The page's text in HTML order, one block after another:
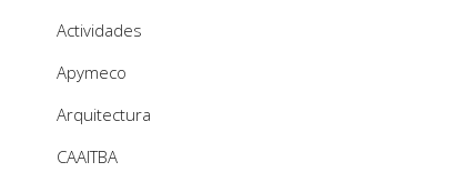
Actividades
Apymeco
Arquitectura
CAAITBA